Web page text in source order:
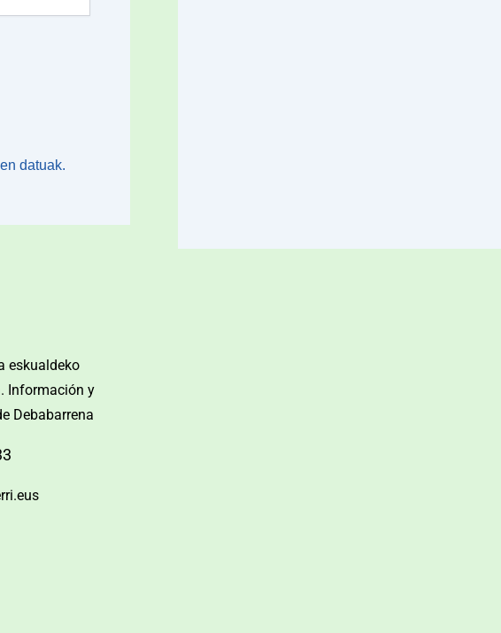
datuak.
eskualdeko
Información y
Debabarrena